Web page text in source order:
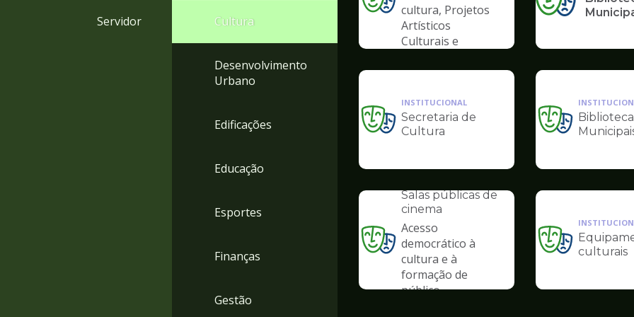
Servidor Cultura
Desenvolvimento
Urbano
Edificações
Educação
Esportes
Finanças
Gestão
Ilustração
pagina
de
Cultura
cultura, Projetos
Artísticos
Culturais e
Periferias
Ilustração
de
Cultura
INSTITUCIONAL
Secretaria de
Cultura
Ilustração
de
Cultura
Ilustração
pagina
de
Salas públicas de
cinema
Acesso
democrático à
cultura e à
formação de
público
Ilustração
de
culturais